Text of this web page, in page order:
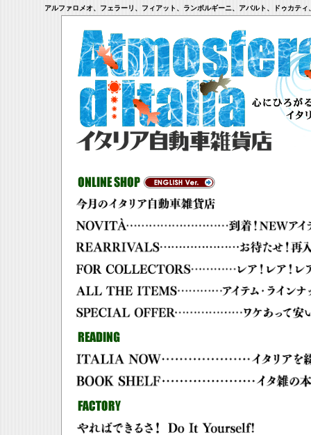
アルファロメオ、フェラーリ、フィアット、ランボルギーニ、アバルト、ドゥカテ